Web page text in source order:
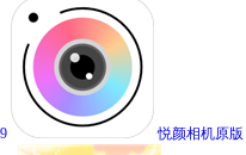
9 悦颜相机原版